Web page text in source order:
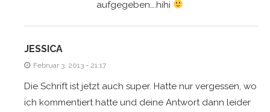
aufgegeben….hihi
JESSICA
Februar 3, 2013 - 21:17
Die Schrift ist jetzt auch super. Hatte nur vergessen, wo
ich kommentiert hatte und deine Antwort dann leider